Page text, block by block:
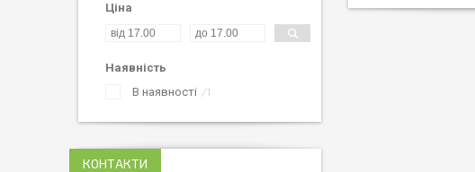
Ціна
Наявність
В наявності
1
КОНТАКТИ